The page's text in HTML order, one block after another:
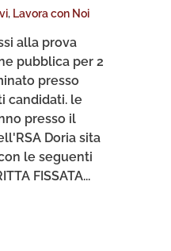
, Lavora con Noi
alla prova
pubblica per 2
presso
candidati. le
presso il
Doria sita
le seguenti
FISSATA...